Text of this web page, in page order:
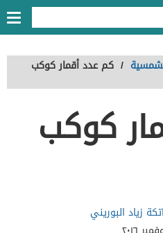
/ كم عدد أقمار كوكب
كوكب
زياد البوريني